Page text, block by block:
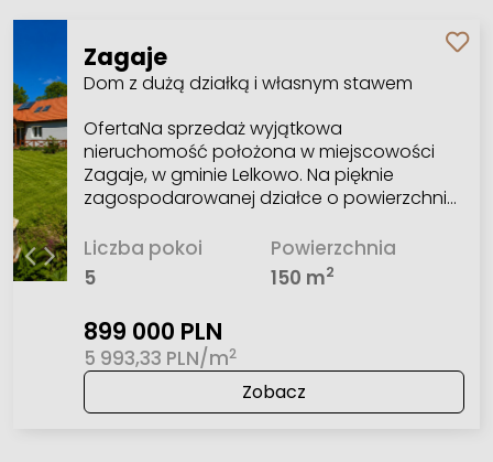
Zagaje
Dom z dużą działką i własnym stawem
OfertaNa sprzedaż wyjątkowa
nieruchomość położona w miejscowości
Zagaje, w gminie Lelkowo. Na pięknie
zagospodarowanej działce o powierzchni…
Liczba pokoi
5
Powierzchnia
150 m2
899 000 PLN
5 993,33 PLN/m2
Zobacz